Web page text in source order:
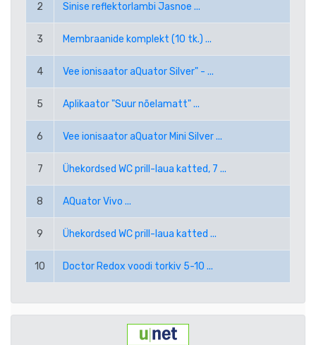
RUB VENEMAA RUBLA
USD USA DOLLAR
PPE PAYPAL (EUR)
2 Sinise reflektorlambi Jasnoe ...
3 Membraanide komplekt (10 tk.) ...
4 Vee ionisaator aQuator Silver" - ...
5 Aplikaator "Suur nõelamatt" ...
6 Vee ionisaator aQuator Mini Silver ...
7 Ühekordsed WC prill-laua katted, 7 ...
8 AQuator Vivo ...
9 Ühekordsed WC prill-laua katted ...
10 Doctor Redox voodi torkiv 5-10 ...